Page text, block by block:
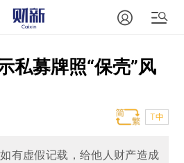
私募牌照“保壳”风
T中
有虚假记载，给他人财产造成